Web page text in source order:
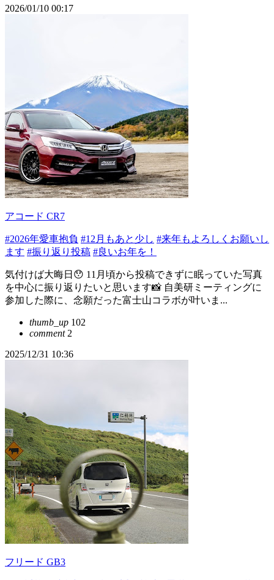
2026/01/10 00:17
アコード CR7
#2026年愛車抱負 #12月もあと少し #来年もよろしくお願いし
ます #振り返り投稿 #良いお年を！
気付けば大晦日😯 11月頃から投稿できずに眠っていた写真
を中心に振り返りたいと思います📸 自美研ミーティングに
参加した際に、念願だった富士山コラボが叶いま...
thumb_up 102
comment2
2025/12/31 10:36
フリード GB3